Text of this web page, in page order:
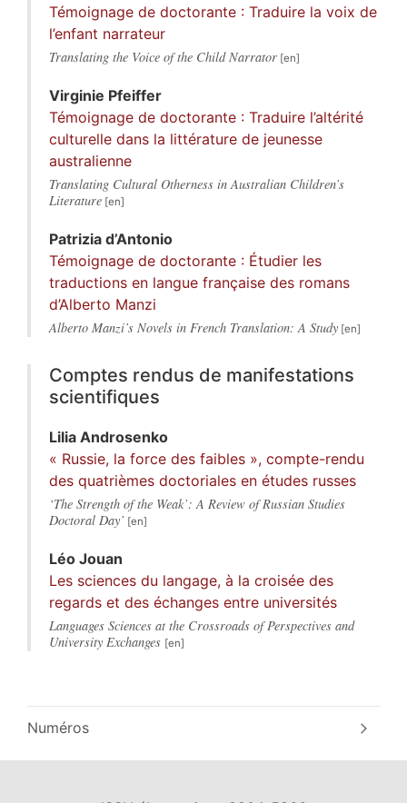
Témoignage de doctorante : Traduire la voix de
l’enfant narrateur
Translating the Voice of the Child Narrator
Virginie Pfeiffer
Témoignage de doctorante : Traduire l’altérité
culturelle dans la littérature de jeunesse
australienne
Translating Cultural Otherness in Australian Children’s
Literature
Patrizia d’Antonio
Témoignage de doctorante : Étudier les
traductions en langue française des romans
d’Alberto Manzi
Alberto Manzi’s Novels in French Translation: A Study
Comptes rendus de manifestations
scientifiques
Lilia Androsenko
« Russie, la force des faibles », compte-rendu
des quatrièmes doctoriales en études russes
‘The Strength of the Weak’: A Review of Russian Studies
Doctoral Day’
Léo Jouan
Les sciences du langage, à la croisée des
regards et des échanges entre universités
Languages Sciences at the Crossroads of Perspectives and
University Exchanges
Numéros